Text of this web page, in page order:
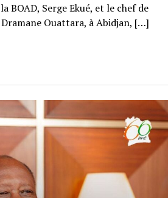
BOAD, Serge Ekué, et le chef de
Ouattara, à Abidjan, […]